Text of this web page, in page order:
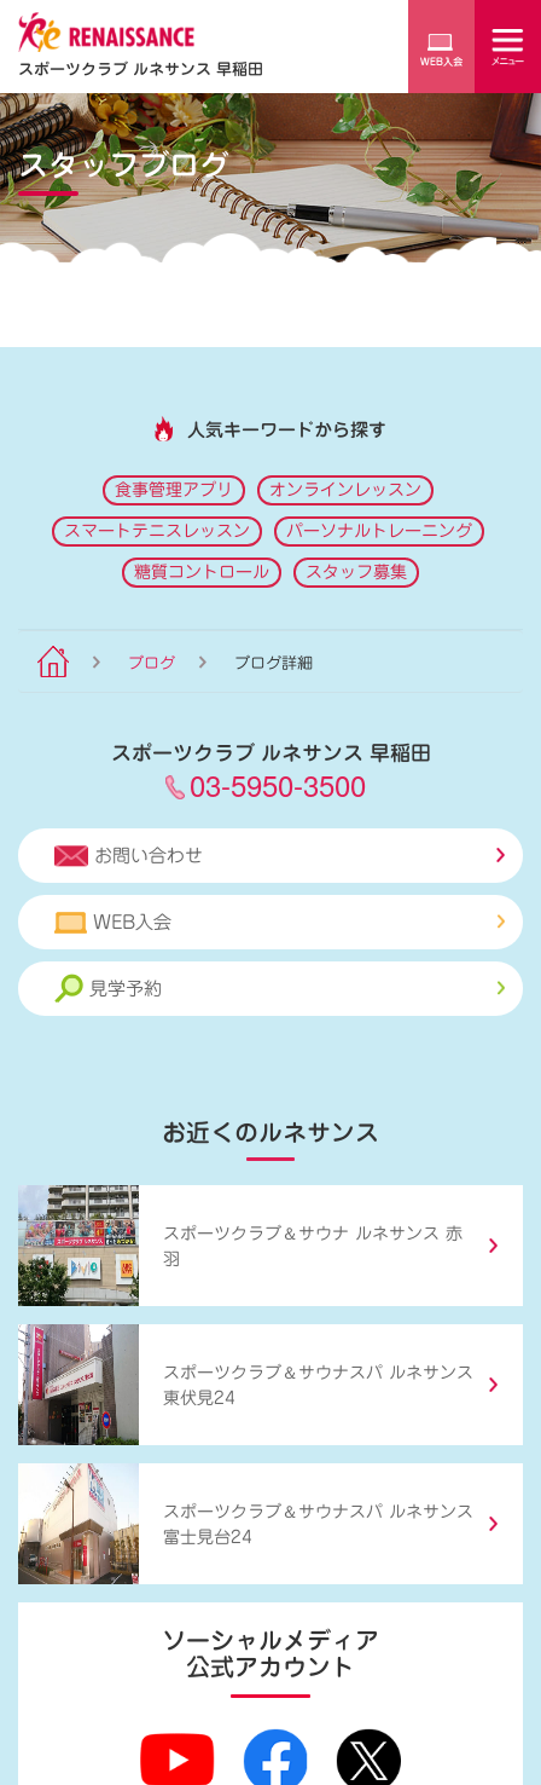
スポーツクラブ ルネサンス 早稲田
スタッフブログ
人気キーワードから探す
食事管理アプリ オンラインレッスン
スマートテニスレッスン パーソナルトレーニング
糖質コントロール スタッフ募集
ブログ ブログ詳細
スポーツクラブ ルネサンス 早稲田
03-5950-3500
お問い合わせ
WEB入会
見学予約
お近くのルネサンス
スポーツクラブ ＆ サウナ ルネサンス 赤
羽
スポーツクラブ ＆ サウナスパ ルネサンス
東伏見24
スポーツクラブ ＆ サウナスパ ルネサンス
富士見台24
ソーシャルメディア
公式アカウント